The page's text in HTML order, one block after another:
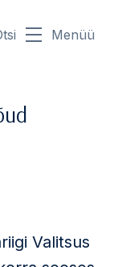
Menüü
Valitsus